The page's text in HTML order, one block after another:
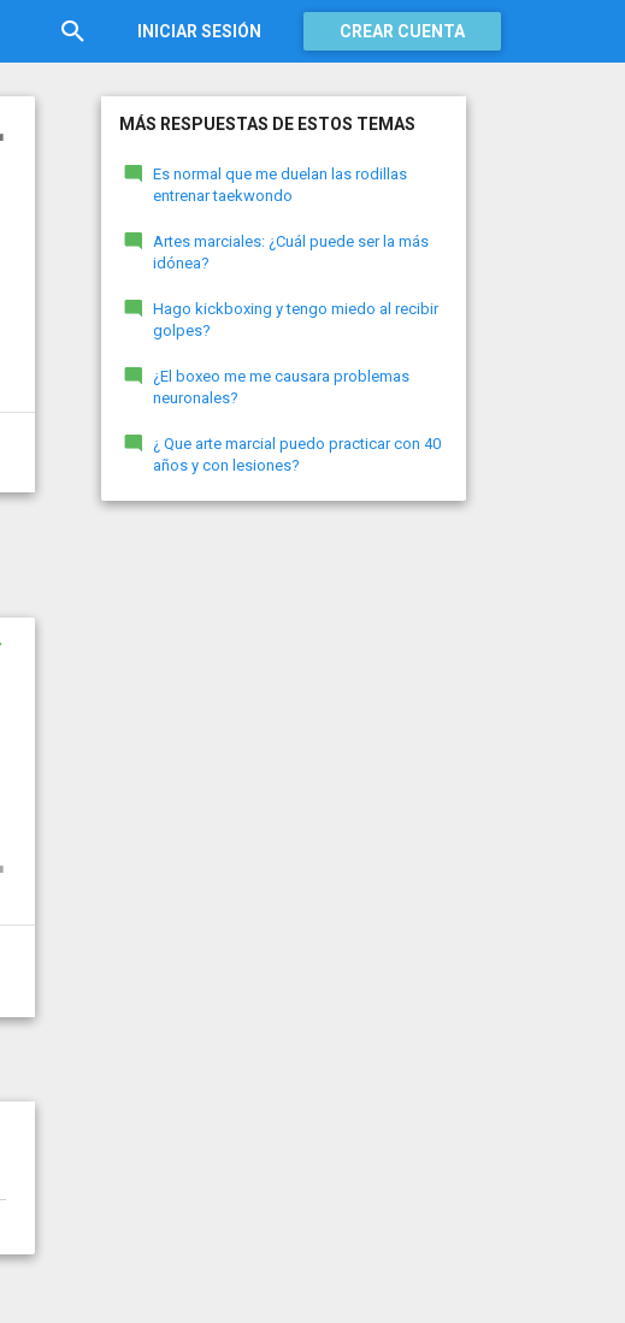
INICIAR SESIÓN CREAR CUENTA
MÁS RESPUESTAS DE ESTOS TEMAS
Es normal que me duelan las rodillas
entrenar taekwondo
Artes marciales: ¿Cuál puede ser la más
idónea?
Hago kickboxing y tengo miedo al recibir
golpes?
¿El boxeo me me causara problemas
neuronales?
¿ Que arte marcial puedo practicar con 40
años y con lesiones?